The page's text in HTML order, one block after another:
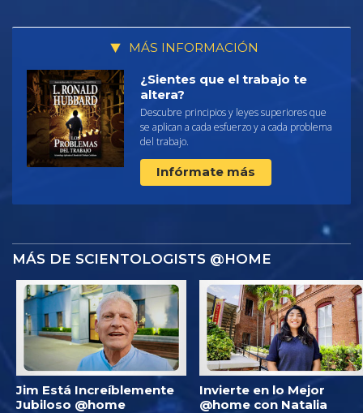
MÁS INFORMACIÓN
¿Sientes que el trabajo te
altera?
Descubre principios y leyes superiores que
se aplican a cada esfuerzo y a cada problema
del trabajo.
Infórmate más
MÁS DE SCIENTOLOGISTS @HOME
Jim Está Increíblemente
Jubiloso @home
Invierte en lo Mejor
@home con Natalia